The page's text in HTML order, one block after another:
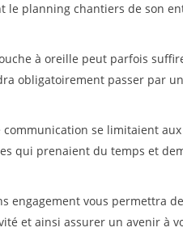
le planning chantiers de son
à oreille peut parfois
obligatoirement passer par
se limitaient
qui prenaient du temps et
engagement vous permettra
et ainsi assurer un avenir à